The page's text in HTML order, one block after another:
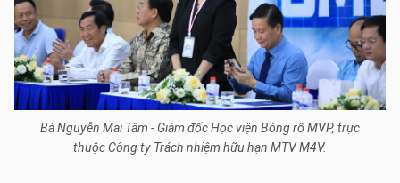
Bà Nguyễn Mai Tâm - Giám đốc Học viện Bóng rổ MVP, trực
thuộc Công ty Trách nhiệm hữu hạn MTV M4V.